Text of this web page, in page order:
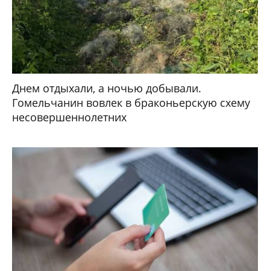
Днем отдыхали, а ночью добывали.
Гомельчанин вовлек в браконьерскую схему
несовершеннолетних